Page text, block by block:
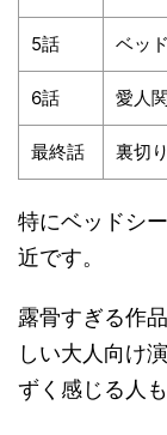
5話 ベッ
6話 愛人
最終話 裏切
特にベッドシ
近です。
露骨すぎる作
しい大人向け
ずく感じる人も